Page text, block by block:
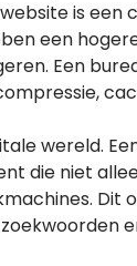
is
een
Een
wereld.
die niet
Dit